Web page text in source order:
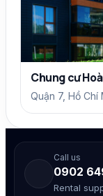
Chung cư
Quận 7, Hồ Chí
Call us
0902
Rental